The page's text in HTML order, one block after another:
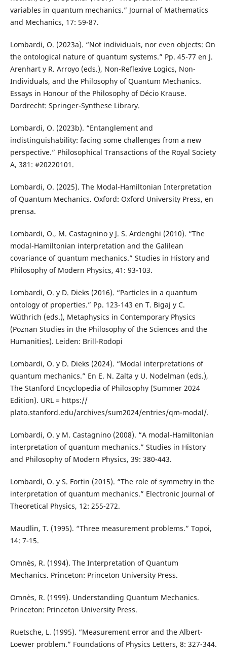
variables in quantum mechanics.” Journal of Mathematics
and Mechanics, 17: 59-87.
Lombardi, O. (2023a). “Not individuals, nor even objects: On
the ontological nature of quantum systems.” Pp. 45-77 en J.
Arenhart y R. Arroyo (eds.), Non-Reflexive Logics, Non-
Individuals, and the Philosophy of Quantum Mechanics.
Essays in Honour of the Philosophy of Décio Krause.
Dordrecht: Springer-Synthese Library.
Lombardi, O. (2023b). “Entanglement and
indistinguishability: facing some challenges from a new
perspective.” Philosophical Transactions of the Royal Society
A, 381: #20220101.
Lombardi, O. (2025). The Modal-Hamiltonian Interpretation
of Quantum Mechanics. Oxford: Oxford University Press, en
prensa.
Lombardi, O., M. Castagnino y J. S. Ardenghi (2010). “The
modal-Hamiltonian interpretation and the Galilean
covariance of quantum mechanics.” Studies in History and
Philosophy of Modern Physics, 41: 93-103.
Lombardi, O. y D. Dieks (2016). “Particles in a quantum
ontology of properties.” Pp. 123-143 en T. Bigaj y C.
Wüthrich (eds.), Metaphysics in Contemporary Physics
(Poznan Studies in the Philosophy of the Sciences and the
Humanities). Leiden: Brill-Rodopi
Lombardi, O. y D. Dieks (2024). “Modal interpretations of
quantum mechanics.” En E. N. Zalta y U. Nodelman (eds.),
The Stanford Encyclopedia of Philosophy (Summer 2024
Edition). URL = https://
plato.stanford.edu/archives/sum2024/entries/qm-modal/.
Lombardi, O. y M. Castagnino (2008). “A modal-Hamiltonian
interpretation of quantum mechanics.” Studies in History
and Philosophy of Modern Physics, 39: 380-443.
Lombardi, O. y S. Fortin (2015). “The role of symmetry in the
interpretation of quantum mechanics.” Electronic Journal of
Theoretical Physics, 12: 255-272.
Maudlin, T. (1995). “Three measurement problems.” Topoi,
14: 7-15.
Omnès, R. (1994). The Interpretation of Quantum
Mechanics. Princeton: Princeton University Press.
Omnès, R. (1999). Understanding Quantum Mechanics.
Princeton: Princeton University Press.
Ruetsche, L. (1995). “Measurement error and the Albert-
Loewer problem.” Foundations of Physics Letters, 8: 327-344.